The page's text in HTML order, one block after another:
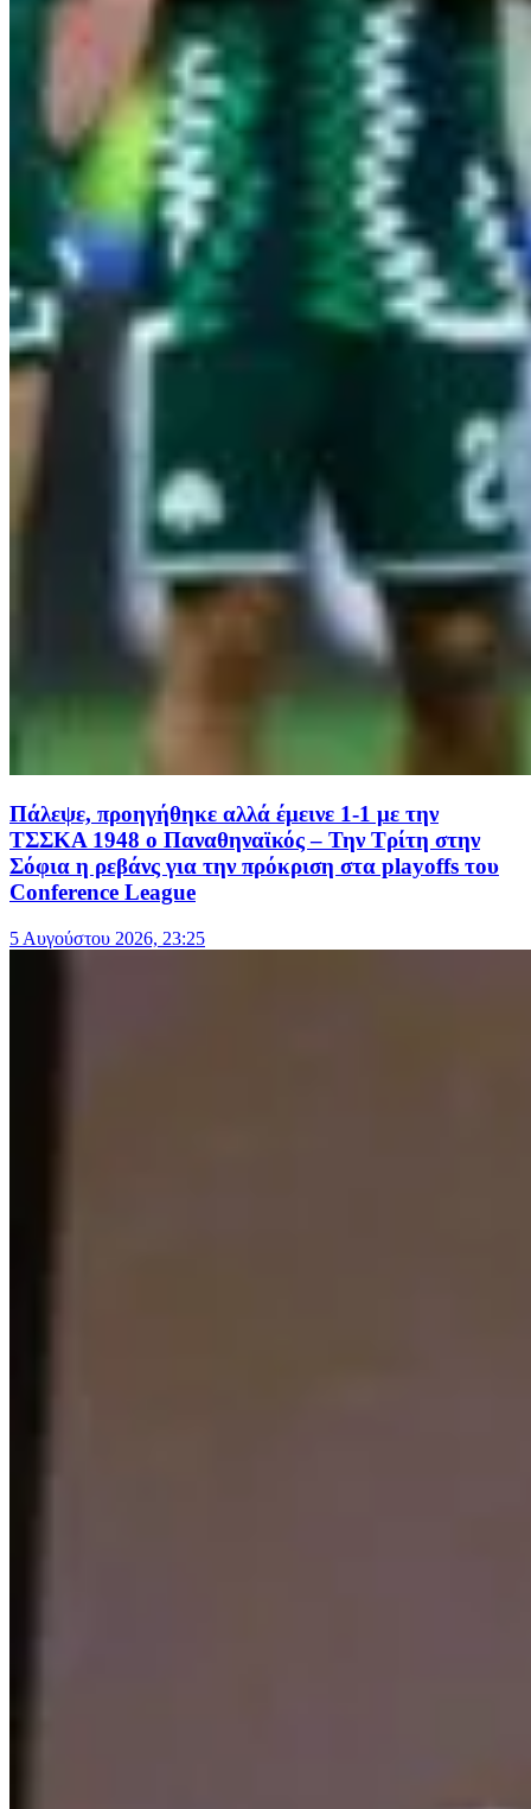
Πάλεψε, προηγήθηκε αλλά έμεινε 1-1 με την
ΤΣΣΚΑ 1948 ο Παναθηναϊκός – Την Τρίτη στην
Σόφια η ρεβάνς για την πρόκριση στα playoffs του
Conference League
5 Αυγούστου 2026, 23:25